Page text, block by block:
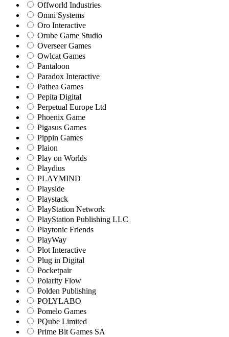
Offworld Industries
Omni Systems
Oro Interactive
Orube Game Studio
Overseer Games
Owlcat Games
Pantaloon
Paradox Interactive
Pathea Games
Pepita Digital
Perpetual Europe Ltd
Phoenix Game
Pigasus Games
Pippin Games
Plaion
Play on Worlds
Playdius
PLAYMIND
Playside
Playstack
PlayStation Network
PlayStation Publishing LLC
Playtonic Friends
PlayWay
Plot Interactive
Plug in Digital
Pocketpair
Polarity Flow
Polden Publishing
POLYLABO
Pomelo Games
PQube Limited
Prime Bit Games SA